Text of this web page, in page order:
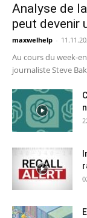
Analyse de
peut devenir
maxwelhelp -
Au cours du week-
journaliste Steve